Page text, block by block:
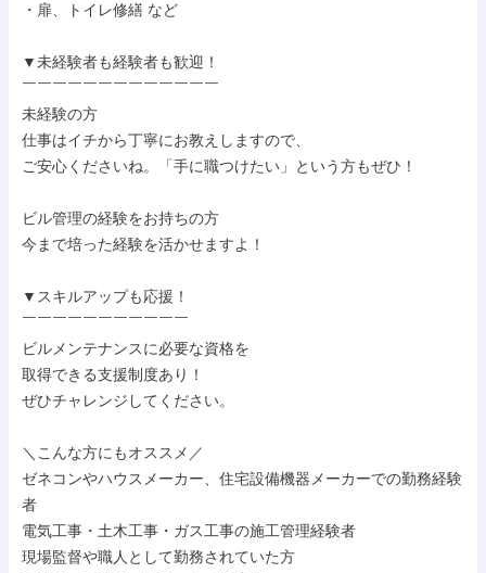
・扉、トイレ修繕 など
▼未経験者も経験者も歓迎！
￣￣￣￣￣￣￣￣￣￣￣￣￣
未経験の方
仕事はイチから丁寧にお教えしますので、
ご安心くださいね。「手に職つけたい」という方もぜひ！
ビル管理の経験をお持ちの方
今まで培った経験を活かせますよ！
▼スキルアップも応援！
￣￣￣￣￣￣￣￣￣￣￣
ビルメンテナンスに必要な資格を
取得できる支援制度あり！
ぜひチャレンジしてください。
＼こんな方にもオススメ／
ゼネコンやハウスメーカー、住宅設備機器メーカーでの勤務経験
者
電気工事・土木工事・ガス工事の施工管理経験者
現場監督や職人として勤務されていた方